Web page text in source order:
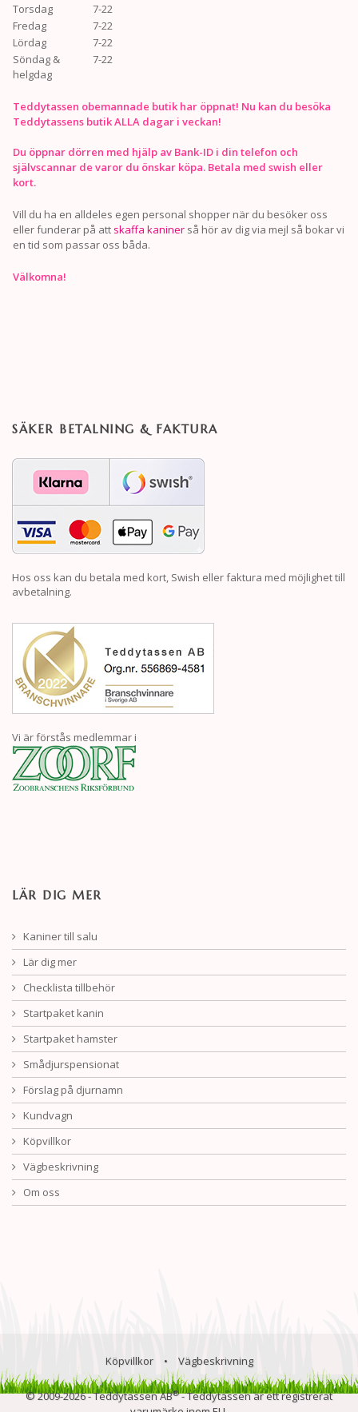
Torsdag
7-22
Fredag
7-22
Lördag
7-22
Söndag &
helgdag
7-22
Teddytassen obemannade butik har öppnat! Nu kan du besöka
Teddytassens butik ALLA dagar i veckan!
Du öppnar dörren med hjälp av Bank-ID i din telefon och
självscannar de varor du önskar köpa. Betala med swish eller
kort.
Vill du ha en alldeles egen personal shopper när du besöker oss
eller funderar på att skaffa kaniner så hör av dig via mejl så bokar vi
en tid som passar oss båda.
Välkomna!
SÄKER BETALNING & FAKTURA
Hos oss kan du betala med kort, Swish eller faktura med möjlighet till
avbetalning.
Vi är förstås medlemmar i
LÄR DIG MER
Kaniner till salu
Lär dig mer
Checklista tillbehör
Startpaket kanin
Startpaket hamster
Smådjurspensionat
Förslag på djurnamn
Kundvagn
Köpvillkor
Vägbeskrivning
Om oss
Köpvillkor • Vägbeskrivning
© 2009-2026 - Teddytassen AB®- Teddytassen är ett registrerat